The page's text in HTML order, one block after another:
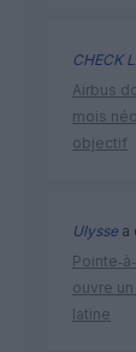
CHECK
Airbus
mois
objectif
Ulyssea
ouvre
latine